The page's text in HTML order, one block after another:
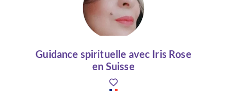
Guidance spirituelle avec Iris Rose
en Suisse